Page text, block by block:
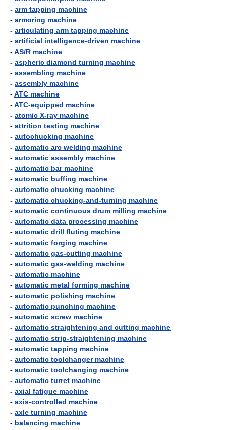
- arm tapping machine
- armoring machine
- articulating arm tapping machine
- artificial intelligence-driven machine
-AS/R machine
- aspheric diamond turning machine
- assembling machine
- assembly machine
-ATC machine
-ATC-equipped machine
- atomic X-ray machine
- attrition testing machine
- autochucking machine
- automatic arc welding machine
- automatic assembly machine
- automatic bar machine
- automatic buffing machine
- automatic chucking machine
- automatic chucking-and-turning machine
- automatic continuous drum milling machine
- automatic data processing machine
- automatic drill fluting machine
- automatic forging machine
- automatic gas-cutting machine
- automatic gas-welding machine
- automatic machine
- automatic metal forming machine
- automatic polishing machine
- automatic punching machine
- automatic screw machine
- automatic straightening and cutting machine
- automatic strip-straightening machine
- automatic tapping machine
- automatic toolchanger machine
- automatic toolchanging machine
- automatic turret machine
- axial fatigue machine
- axis-controlled machine
- axle turning machine
- balancing machine